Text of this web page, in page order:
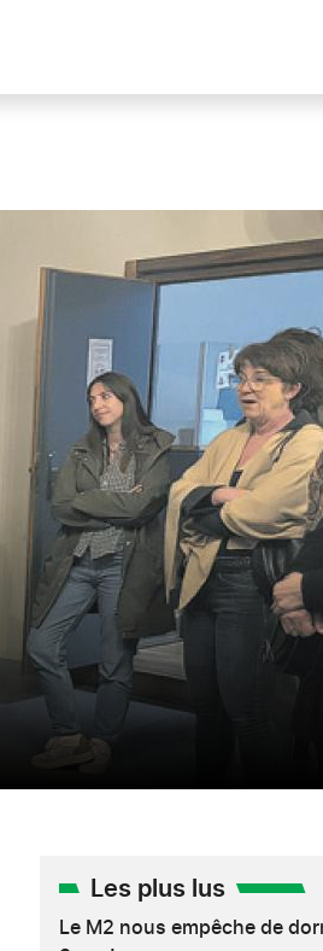
Les plus lus
Le M2 nous empêche de